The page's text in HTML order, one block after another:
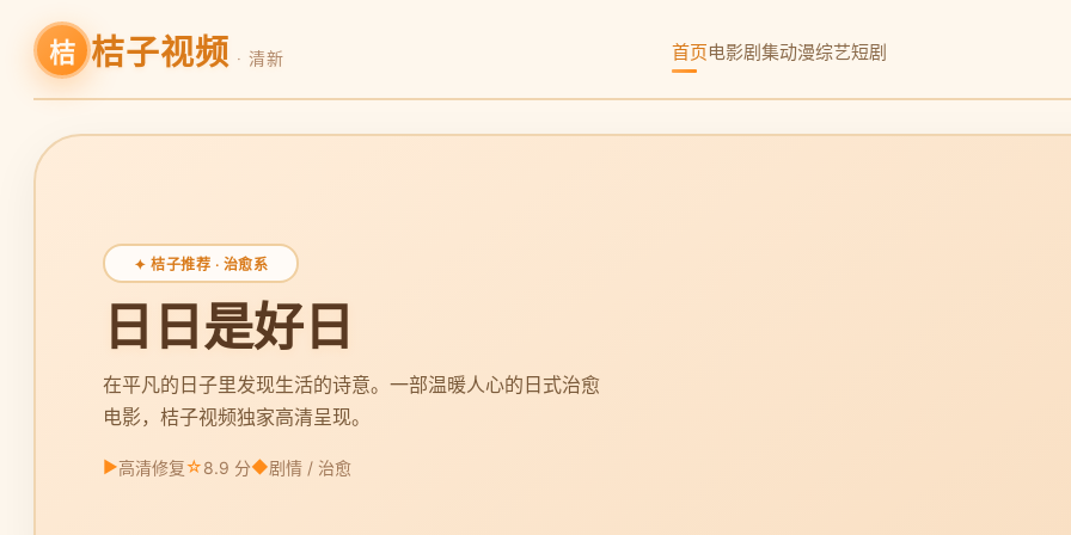
桔 桔子视频 · 清新 首页电影剧集动漫综艺短剧
✦ 桔子推荐 · 治愈系
日日是好日
在平凡的日子里发现生活的诗意。一部温暖人心的日式治愈
电影，桔子视频独家高清呈现。
▶高清修复☆8.9 分◆剧情 / 治愈